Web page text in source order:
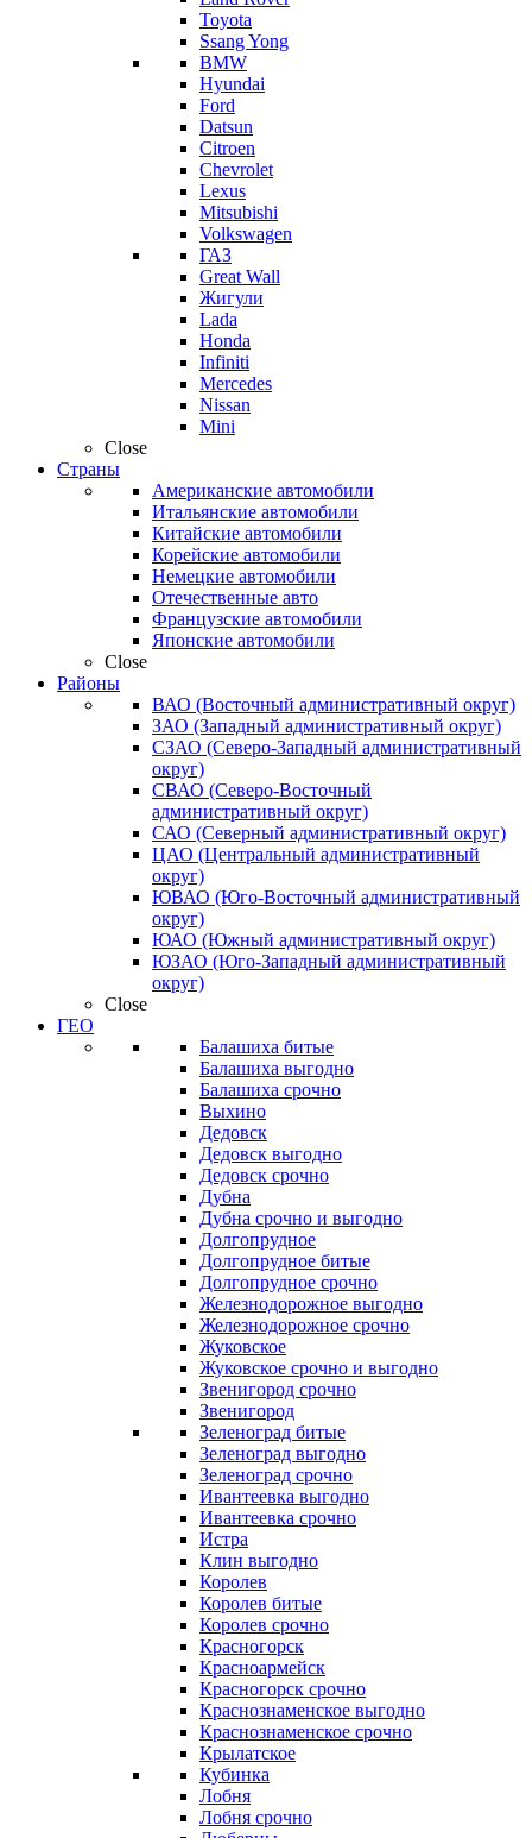
Toyota
Ssang Yong
BMW
Hyundai
Ford
Datsun
Citroen
Chevrolet
Lexus
Mitsubishi
Volkswagen
ГАЗ
Great Wall
Жигули
Lada
Honda
Infiniti
Mercedes
Nissan
Mini
Close
Страны
Американские автомобили
Итальянские автомобили
Китайские автомобили
Корейские автомобили
Немецкие автомобили
Отечественные авто
Французские автомобили
Японские автомобили
Close
Районы
ВАО (Восточный административный округ)
ЗАО (Западный административный округ)
СЗАО (Северо-Западный административный
округ)
СВАО (Северо-Восточный
административный округ)
САО (Северный административный округ)
ЦАО (Центральный административный
округ)
ЮВАО (Юго-Восточный административный
округ)
ЮАО (Южный административный округ)
ЮЗАО (Юго-Западный административный
округ)
Close
ГЕО
Балашиха битые
Балашиха выгодно
Балашиха срочно
Выхино
Дедовск
Дедовск выгодно
Дедовск срочно
Дубна
Дубна срочно и выгодно
Долгопрудное
Долгопрудное битые
Долгопрудное срочно
Железнодорожное выгодно
Железнодорожное срочно
Жуковское
Жуковское срочно и выгодно
Звенигород срочно
Звенигород
Зеленоград битые
Зеленоград выгодно
Зеленоград срочно
Ивантеевка выгодно
Ивантеевка срочно
Истра
Клин выгодно
Королев
Королев битые
Королев срочно
Красногорск
Красноармейск
Красногорск срочно
Краснознаменское выгодно
Краснознаменское срочно
Крылатское
Кубинка
Лобня
Лобня срочно